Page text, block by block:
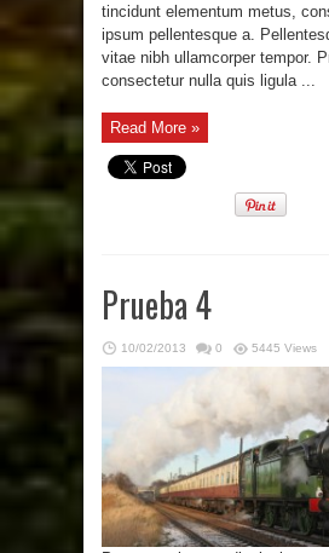
tincidunt elementum metus,
ipsum pellentesque a.
vitae nibh ullamcorper tempor.
consectetur nulla quis ligula ...
Read More »
Prueba 4
10/02/2013 0 5445 Views